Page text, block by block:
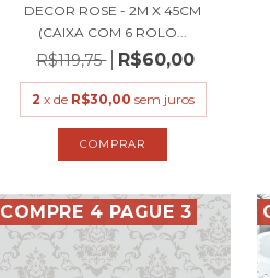
DECOR ROSE - 2M X 45CM
(CAIXA COM 6 ROLO...
R$119,75 R$60,00
2 x de R$30,00 sem juros
COMPRE 4 PAGUE 3